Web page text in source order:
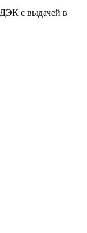
с выдачей в